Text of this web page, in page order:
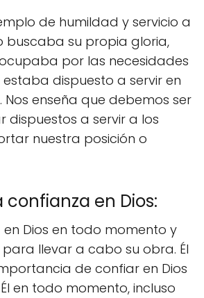
de humildad y servicio a
buscaba su propia gloria,
por las necesidades
dispuesto a servir en
enseña que debemos ser
dispuestos a servir a los
nuestra posición o
confianza en Dios:
Dios en todo momento y
llevar a cabo su obra. Él
de confiar en Dios
en todo momento, incluso